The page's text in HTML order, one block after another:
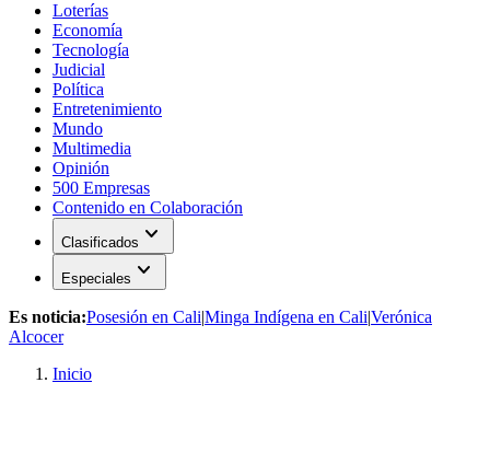
Loterías
Economía
Tecnología
Judicial
Política
Entretenimiento
Mundo
Multimedia
Opinión
500 Empresas
Contenido en Colaboración
Clasificados expand_more
Especiales expand_more
Es noticia:Posesión en Cali|Minga Indígena en Cali|Verónica
Alcocer
Inicio